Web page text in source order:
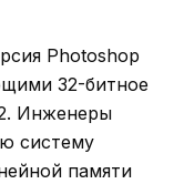
Photoshop
32-битное
Инженеры
систему
памяти